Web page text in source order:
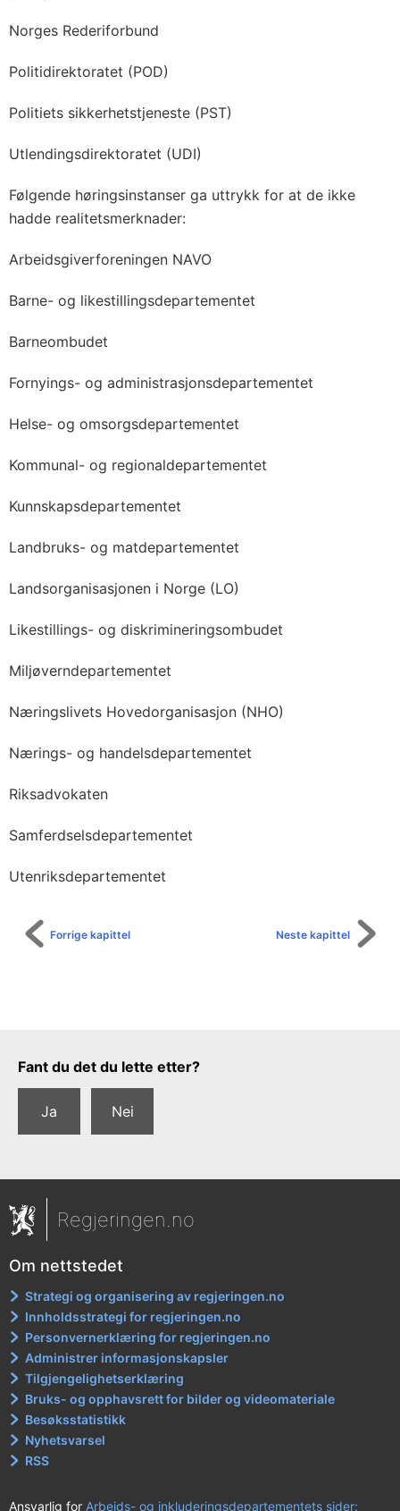
Norges Rederiforbund
Politidirektoratet (POD)
Politiets sikkerhetstjeneste (PST)
Utlendingsdirektoratet (UDI)
Følgende høringsinstanser ga uttrykk for at de ikke
hadde realitetsmerknader:
Arbeidsgiverforeningen NAVO
Barne- og likestillingsdepartementet
Barneombudet
Fornyings- og administrasjonsdepartementet
Helse- og omsorgsdepartementet
Kommunal- og regionaldepartementet
Kunnskapsdepartementet
Landbruks- og matdepartementet
Landsorganisasjonen i Norge (LO)
Likestillings- og diskrimineringsombudet
Miljøverndepartementet
Næringslivets Hovedorganisasjon (NHO)
Nærings- og handelsdepartementet
Riksadvokaten
Samferdselsdepartementet
Utenriksdepartementet
Neste kapittel
Forrige kapittel
Tilbakemeldingsskjema
Fant du det du lette etter?
Ja Nei
Regjeringen.no
Om nettstedet
Strategi og organisering av regjeringen.no
Innholdsstrategi for regjeringen.no
Personvernerklæring for regjeringen.no
Administrer informasjonskapsler
Tilgjengelighetserklæring
Bruks- og opphavsrett for bilder og videomateriale
Besøksstatistikk
Nyhetsvarsel
RSS
Ansvarlig for Arbeids- og inkluderingsdepartementets sider: